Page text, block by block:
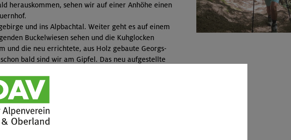
herauskommen, sehen wir auf einer Anhöhe einen
und ins Alpbachtal. Weiter geht es auf einem
Buckelwiesen sehen und die Kuhglocken
und die neu errichtete, aus Holz gebaute Georgs-
bald sind wir am Gipfel. Das neu aufgestellte
LICHT“. Dort werden Bergmessen gefeiert.
und machen Brotzeit. Wir haben eine
und zur Hohen Salve. Beim Abstieg kehren wir
die angekündigten Schmalznudeln. Leider sind
Anblick bei anderen Gästen begnügen.
dann endlich kommt ein Steig, der uns talwärts